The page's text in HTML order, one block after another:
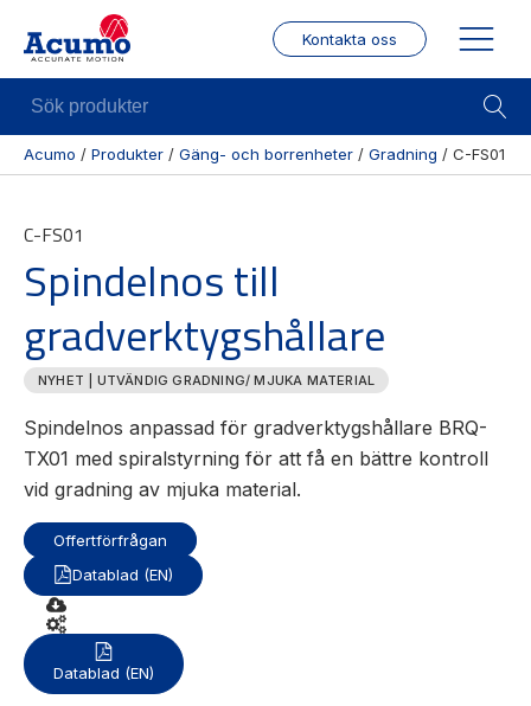
Kontakta oss
Se alla
kategorier
Se alla
produkter
Se alla
leverantörer
Vi hjälper gärna
till!
Axelkopplingar
Kulskruvar
Skenstyrningar
Sök
produkter
Acumo / Produkter / Gäng- och borrenheter / Gradning / C-FS01
C-FS01
Spindelnos till
gradverktygshållare
NYHET | UTVÄNDIG GRADNING/ MJUKA MATERIAL
Spindelnos anpassad för gradverktygshållare BRQ-
TX01 med spiralstyrning för att få en bättre kontroll
vid gradning av mjuka material.
Offertförfrågan
Datablad (EN)
Datablad (EN)